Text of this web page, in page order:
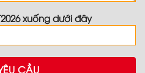
xuống dưới đây